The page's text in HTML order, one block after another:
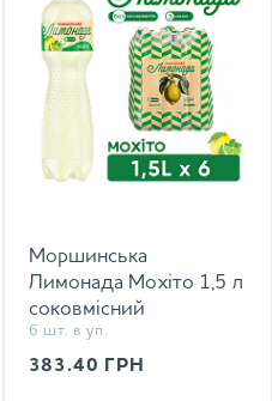
Моршинська
Лимонада Мохіто 1,5 л
соковмісний
середньогазований
напій Xmas limited
6 шт. в уп.
383.40 ГРН